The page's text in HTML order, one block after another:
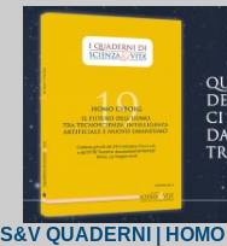
S&V QUADERNI |